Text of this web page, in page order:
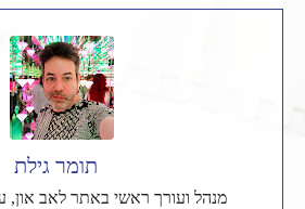
תומר גילת
מנהל ועורך ראשי באתר לאב און,